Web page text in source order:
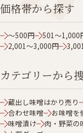
価格帯から探す
～500円 501～1,000
2,001～3,000円
カテゴリーから
蔵出し味噌はかり売り
合わせ味噌
お味噌を
味噌漬け
肉・野菜の